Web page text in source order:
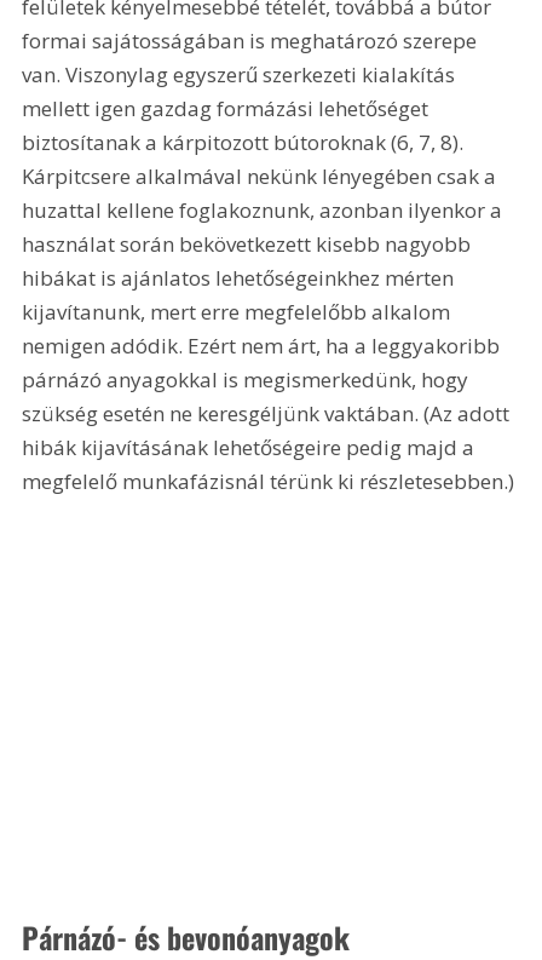
felületek kényelmesebbé tételét, továbbá a bútor
formai sajátosságában is meghatározó szerepe
van. Viszonylag egyszerű szerkezeti kialakítás
mellett igen gazdag formázási lehetőséget
biztosítanak a kárpitozott bútoroknak (6, 7, 8).
Kárpitcsere alkalmával nekünk lényegében csak a
huzattal kellene foglakoznunk, azonban ilyenkor a
használat során bekövetkezett kisebb nagyobb
hibákat is ajánlatos lehetőségeinkhez mérten
kijavítanunk, mert erre megfelelőbb alkalom
nemigen adódik. Ezért nem árt, ha a leggyakoribb
párnázó anyagokkal is megismerkedünk, hogy
szükség esetén ne keresgéljünk vaktában. (Az adott
hibák kijavításának lehetőségeire pedig majd a
megfelelő munkafázisnál térünk ki részletesebben.)
Párnázó- és bevonóanyagok